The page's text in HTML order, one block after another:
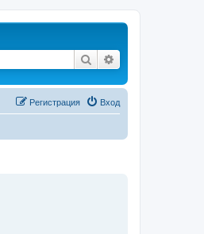
Поиск
Вход
Регистрация